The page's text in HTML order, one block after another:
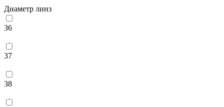
Диаметр линз
36
37
38